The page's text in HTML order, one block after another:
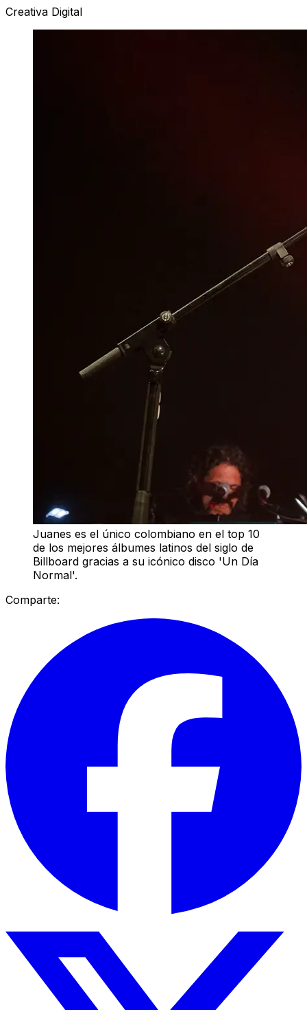
Creativa Digital
Juanes es el único colombiano en el top 10
de los mejores álbumes latinos del siglo de
Billboard gracias a su icónico disco 'Un Día
Normal'.
Comparte: